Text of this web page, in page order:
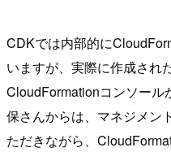
CDKでは内部的に
いますが、実際に作成され
CloudFormationコンソール
保さんからは、マネジメン
ただきながら、